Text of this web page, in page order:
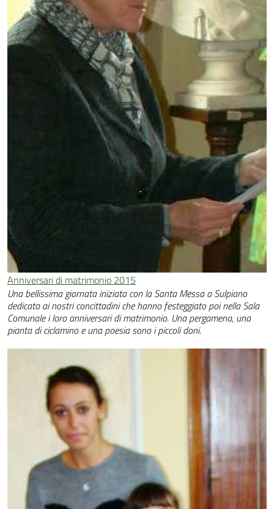
Anniversari di matrimonio 2015
Una bellissima giornata iniziata con la Santa Messa a Sulpiano
dedicata ai nostri concittadini che hanno festeggiato poi nella Sala
Comunale i loro anniversari di matrimonio. Una pergamena, una
pianta di ciclamino e una poesia sono i piccoli doni.